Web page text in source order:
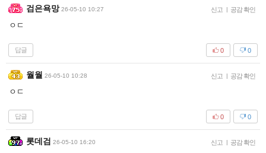
검은욕망 26-05-10 10:27 신고 | 공감 확인
ㅇㄷ
답글 0
0
월월 26-05-10 10:28 신고 | 공감 확인
ㅇㄷ
답글 0
0
롯데검 26-05-10 16:20 신고 | 공감 확인